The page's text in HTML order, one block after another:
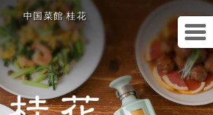
中国菜館 桂花